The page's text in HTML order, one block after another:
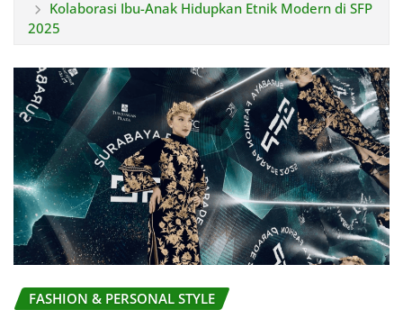
Kolaborasi Ibu-Anak Hidupkan Etnik Modern di SFP
2025
FASHION & PERSONAL STYLE